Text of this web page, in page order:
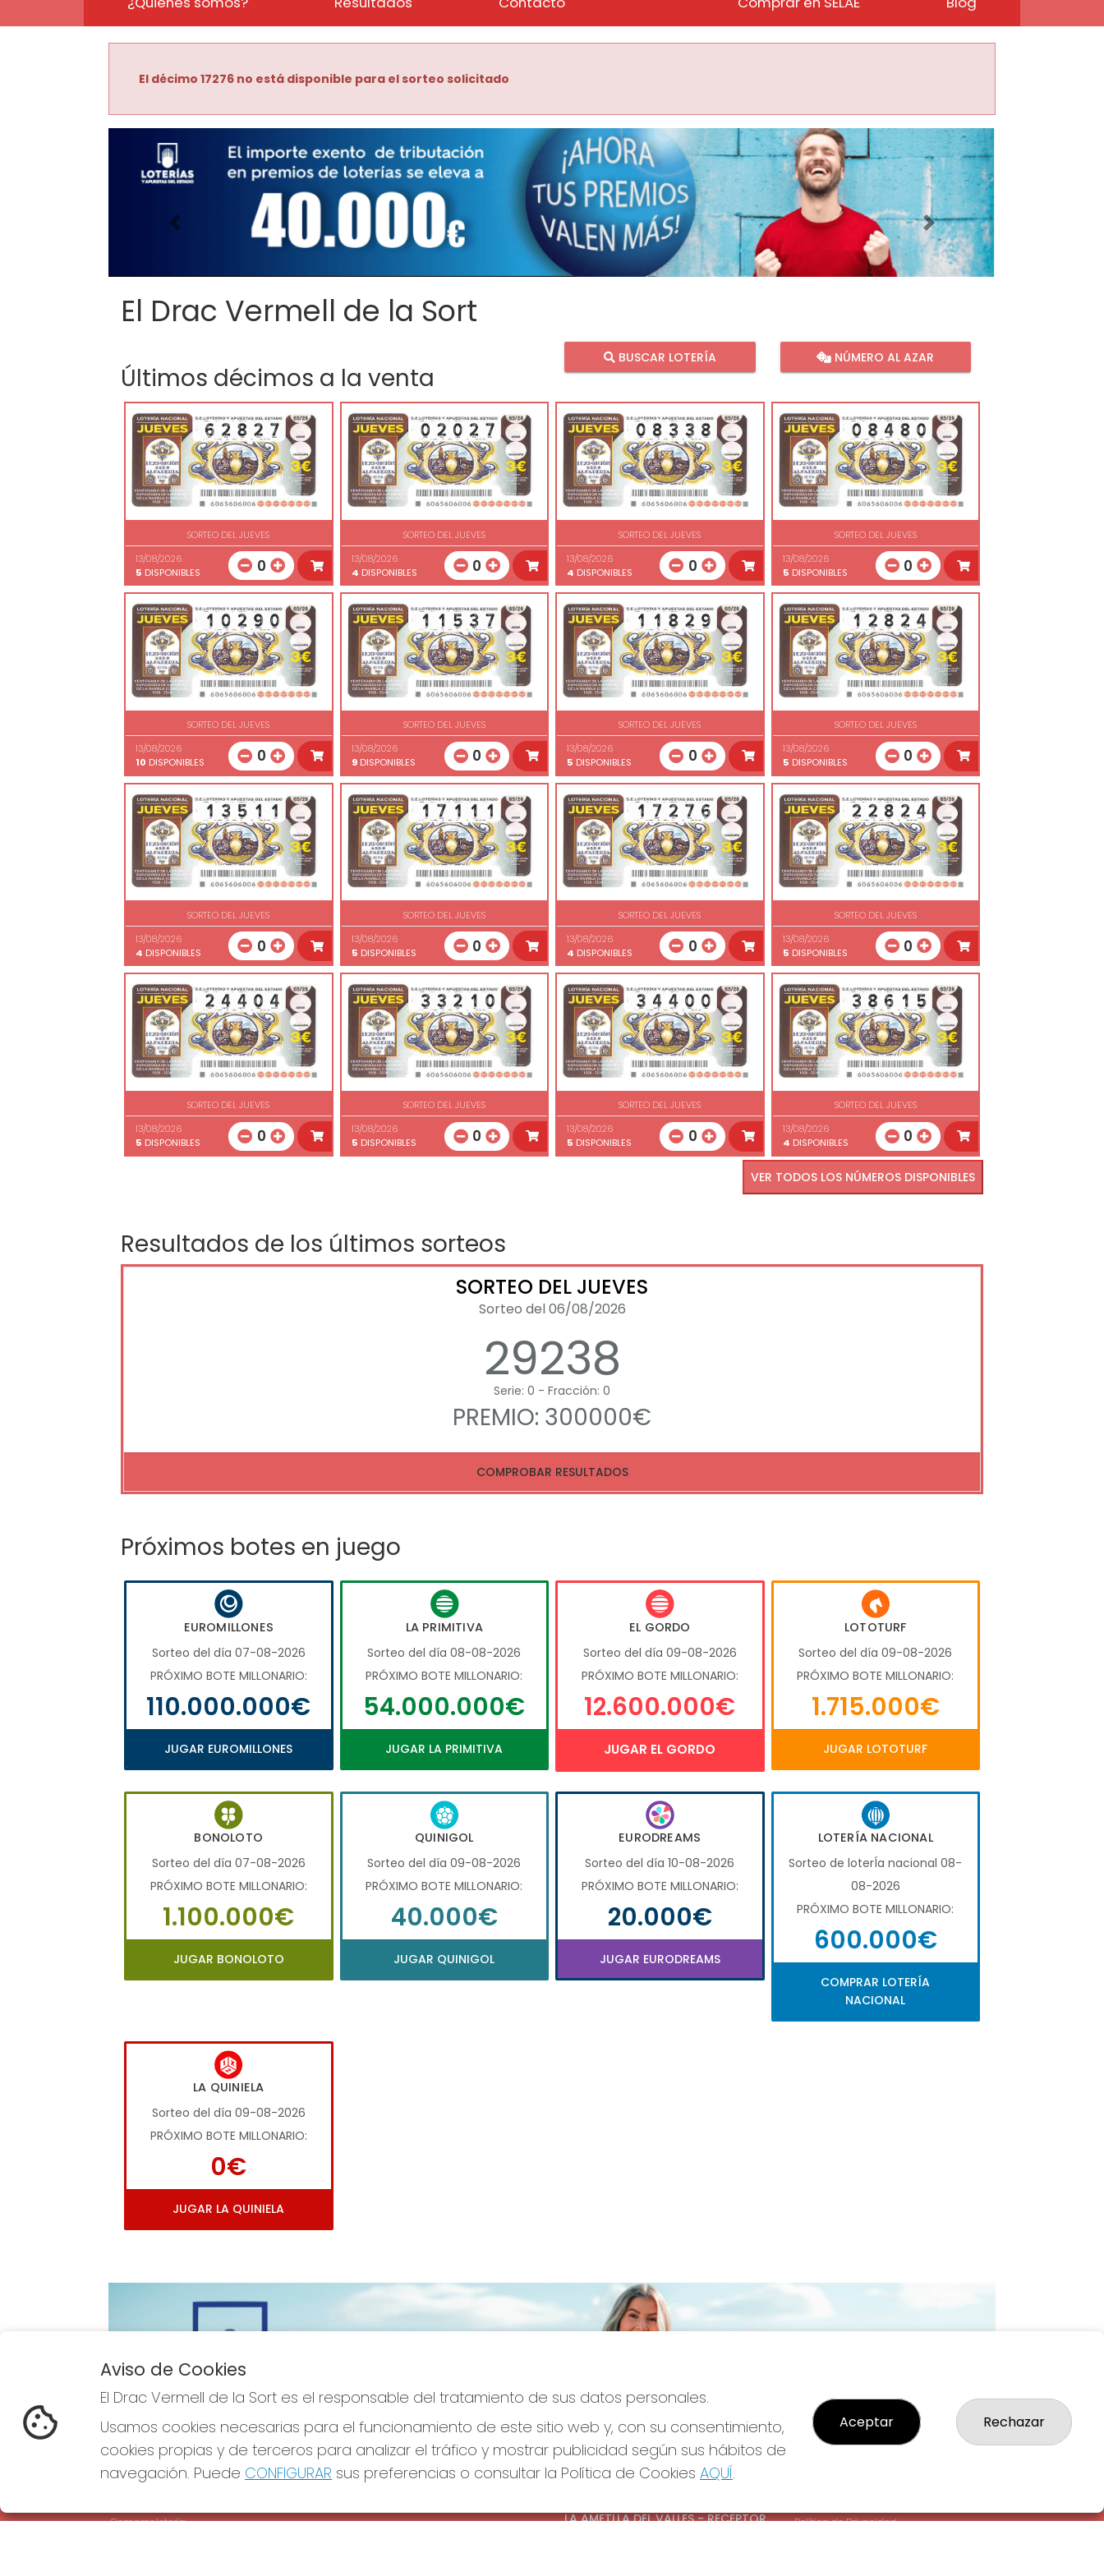
El décimo 17276 no está disponible para el sorteo solicitado
Imagen anterior Imagen siguiente
El Drac Vermell de la Sort
Últimos décimos a la venta
BUSCAR LOTERÍA NÚMERO AL AZAR
SORTEO DEL JUEVES
13/08/2026
5 DISPONIBLES 0
SORTEO DEL JUEVES
13/08/2026
4 DISPONIBLES 0
SORTEO DEL JUEVES
13/08/2026
4 DISPONIBLES 0
SORTEO DEL JUEVES
13/08/2026
5 DISPONIBLES 0
SORTEO DEL JUEVES
13/08/2026
10 DISPONIBLES 0
SORTEO DEL JUEVES
13/08/2026
9DISPONIBLES 0
SORTEO DEL JUEVES
13/08/2026
5 DISPONIBLES 0
SORTEO DEL JUEVES
13/08/2026
5 DISPONIBLES 0
SORTEO DEL JUEVES
13/08/2026
4 DISPONIBLES 0
SORTEO DEL JUEVES
13/08/2026
5 DISPONIBLES 0
SORTEO DEL JUEVES
13/08/2026
4 DISPONIBLES 0
SORTEO DEL JUEVES
13/08/2026
5 DISPONIBLES 0
SORTEO DEL JUEVES
13/08/2026
5 DISPONIBLES 0
SORTEO DEL JUEVES
13/08/2026
5 DISPONIBLES 0
SORTEO DEL JUEVES
13/08/2026
5 DISPONIBLES 0
SORTEO DEL JUEVES
13/08/2026
4 DISPONIBLES 0
VER TODOS LOS NÚMEROS DISPONIBLES
Resultados de los últimos sorteos
SORTEO DEL JUEVES
Sorteo del 06/08/2026
29238
Serie: 0 - Fracción: 0
PREMIO: 300000€
COMPROBAR RESULTADOS
Próximos botes en juego
EUROMILLONES
Sorteo del día 07-08-2026
PRÓXIMO BOTE MILLONARIO:
110.000.000€
JUGAR EUROMILLONES
LA PRIMITIVA
Sorteo del día 08-08-2026
PRÓXIMO BOTE MILLONARIO:
54.000.000€
JUGAR LA PRIMITIVA
EL GORDO
Sorteo del día 09-08-2026
PRÓXIMO BOTE MILLONARIO:
12.600.000€
JUGAR EL GORDO
LOTOTURF
Sorteo del día 09-08-2026
PRÓXIMO BOTE MILLONARIO:
1.715.000€
JUGAR LOTOTURF
BONOLOTO
Sorteo del día 07-08-2026
PRÓXIMO BOTE MILLONARIO:
1.100.000€
JUGAR BONOLOTO
QUINIGOL
Sorteo del día 09-08-2026
PRÓXIMO BOTE MILLONARIO:
40.000€
JUGAR QUINIGOL
EURODREAMS
Sorteo del día 10-08-2026
PRÓXIMO BOTE MILLONARIO:
20.000€
JUGAR EURODREAMS
LOTERÍA NACIONAL
Sorteo de loterÍa nacional 08-
08-2026
PRÓXIMO BOTE MILLONARIO:
600.000€
COMPRAR LOTERÍA
NACIONAL
LA QUINIELA
Sorteo del día 09-08-2026
PRÓXIMO BOTE MILLONARIO:
0€
JUGAR LA QUINIELA
EL DRAC VERMELL DE LA SORT
Comprar lotería
REDES SOCIALES CONTACTO
LA AMETLLA DEL VALLES - RECEPTOR
Política de Privacidad
Aviso de Cookies
El Drac Vermell de la Sort es el responsable del tratamiento de sus datos personales.
Usamos cookies necesarias para el funcionamiento de este sitio web y, con su consentimiento,
cookies propias y de terceros para analizar el tráfico y mostrar publicidad según sus hábitos de
navegación. Puede CONFIGURAR sus preferencias o consultar la Política de Cookies AQUÍ.
Aceptar Rechazar